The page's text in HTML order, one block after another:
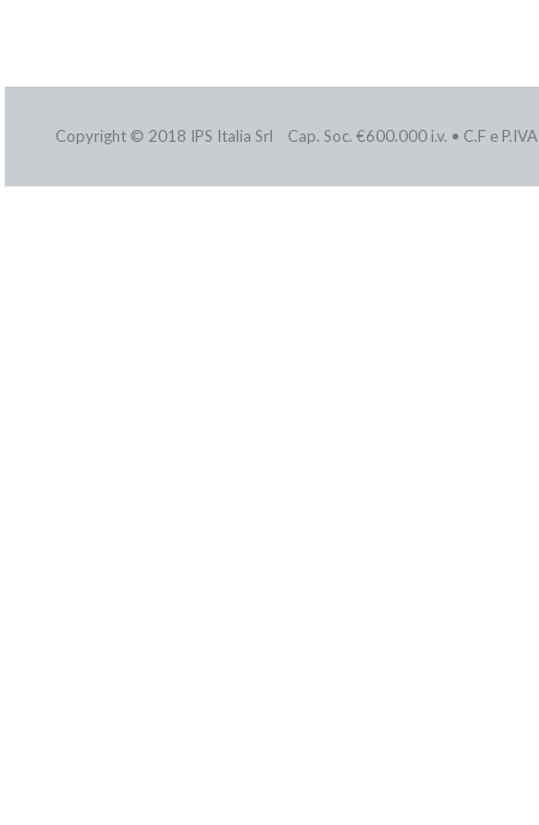
Copyright © 2018 IPS Italia Srl Cap. Soc. €600.000 i.v. • C.F e